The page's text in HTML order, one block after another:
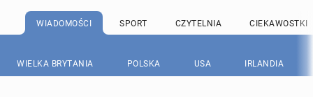
WIADOMOŚCI SPORT CZYTELNIA CIEKAWOSTKI
WIELKA BRYTANIA POLSKA USA IRLANDIA